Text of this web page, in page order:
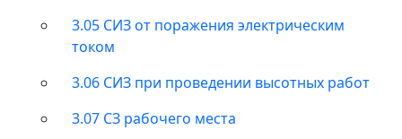
3.05 СИЗ от поражения электрическим
током
3.06 СИЗ при проведении высотных работ
3.07 СЗ рабочего места